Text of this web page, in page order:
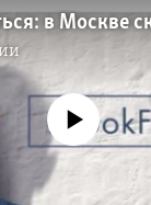
source